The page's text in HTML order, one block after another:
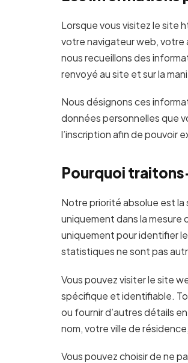
Lorsque vous visitez le site
votre navigateur web, votre
nous recueillons des
renvoyé au site et sur la
Nous désignons ces
données personnelles que
l’inscription afin de pouvoir
Pourquoi
Notre priorité absolue est la
uniquement dans la
uniquement pour identifier
statistiques ne sont pas
Vous pouvez visiter le site
spécifique et identifiable.
ou fournir d’autres détails
nom, votre ville de
Vous pouvez choisir de ne